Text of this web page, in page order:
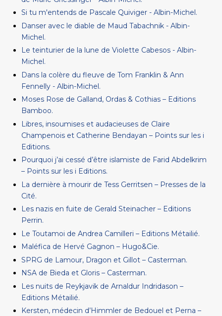
Si tu m'entends de Pascale Quiviger - Albin-Michel.
Danser avec le diable de Maud Tabachnik - Albin-
Michel.
Le teinturier de la lune de Violette Cabesos - Albin-
Michel.
Dans la colère du fleuve de Tom Franklin & Ann
Fennelly - Albin-Michel.
Moses Rose de Galland, Ordas & Cothias – Editions
Bamboo.
Libres, insoumises et audacieuses de Claire
Champenois et Catherine Bendayan – Points sur les i
Editions.
Pourquoi j’ai cessé d’être islamiste de Farid Abdelkrim
– Points sur les i Editions.
La dernière à mourir de Tess Gerritsen – Presses de la
Cité.
Les nazis en fuite de Gerald Steinacher – Editions
Perrin.
Le Toutamoi de Andrea Camilleri – Editions Métailié.
Maléfica de Hervé Gagnon – Hugo&Cie.
SPRG de Lamour, Dragon et Gillot – Casterman.
NSA de Bieda et Gloris – Casterman.
Les nuits de Reykjavik de Arnaldur Indridason –
Editions Métailié.
Kersten, médecin d’Himmler de Bedouel et Perna –